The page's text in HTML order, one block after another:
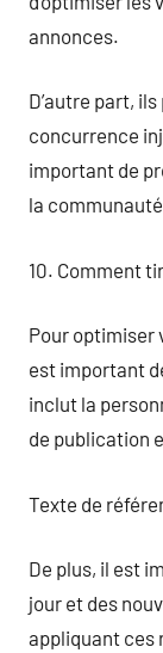
annonces.
D’autre part,
concurrence
important de
la
10. Comment
Pour optimiser
est important
inclut la
de publication
Texte de
De plus, il est
jour et des
appliquant ces